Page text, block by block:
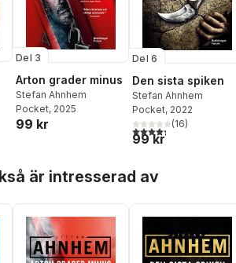
antal röster:
Del 3
Arton grader minus
Stefan Ahnhem
Pocket, 2025
99 kr
Del 6
Den sista spiken
Stefan Ahnhem
Pocket, 2022
4,3utav 5 stjärnor.
(16)
99 kr
är intresserad av